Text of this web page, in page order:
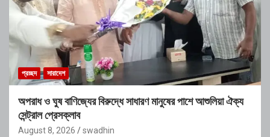
প্রচ্ছদ সারাদেশ
অপরাধ ও ঘুষ বাণিজ্যের বিরুদ্ধে সাধারণ মানুষের পাশে আশুলিয়া ঐক্য
সেন্ট্রাল প্রেসক্লাব
August 8, 2026 swadhin